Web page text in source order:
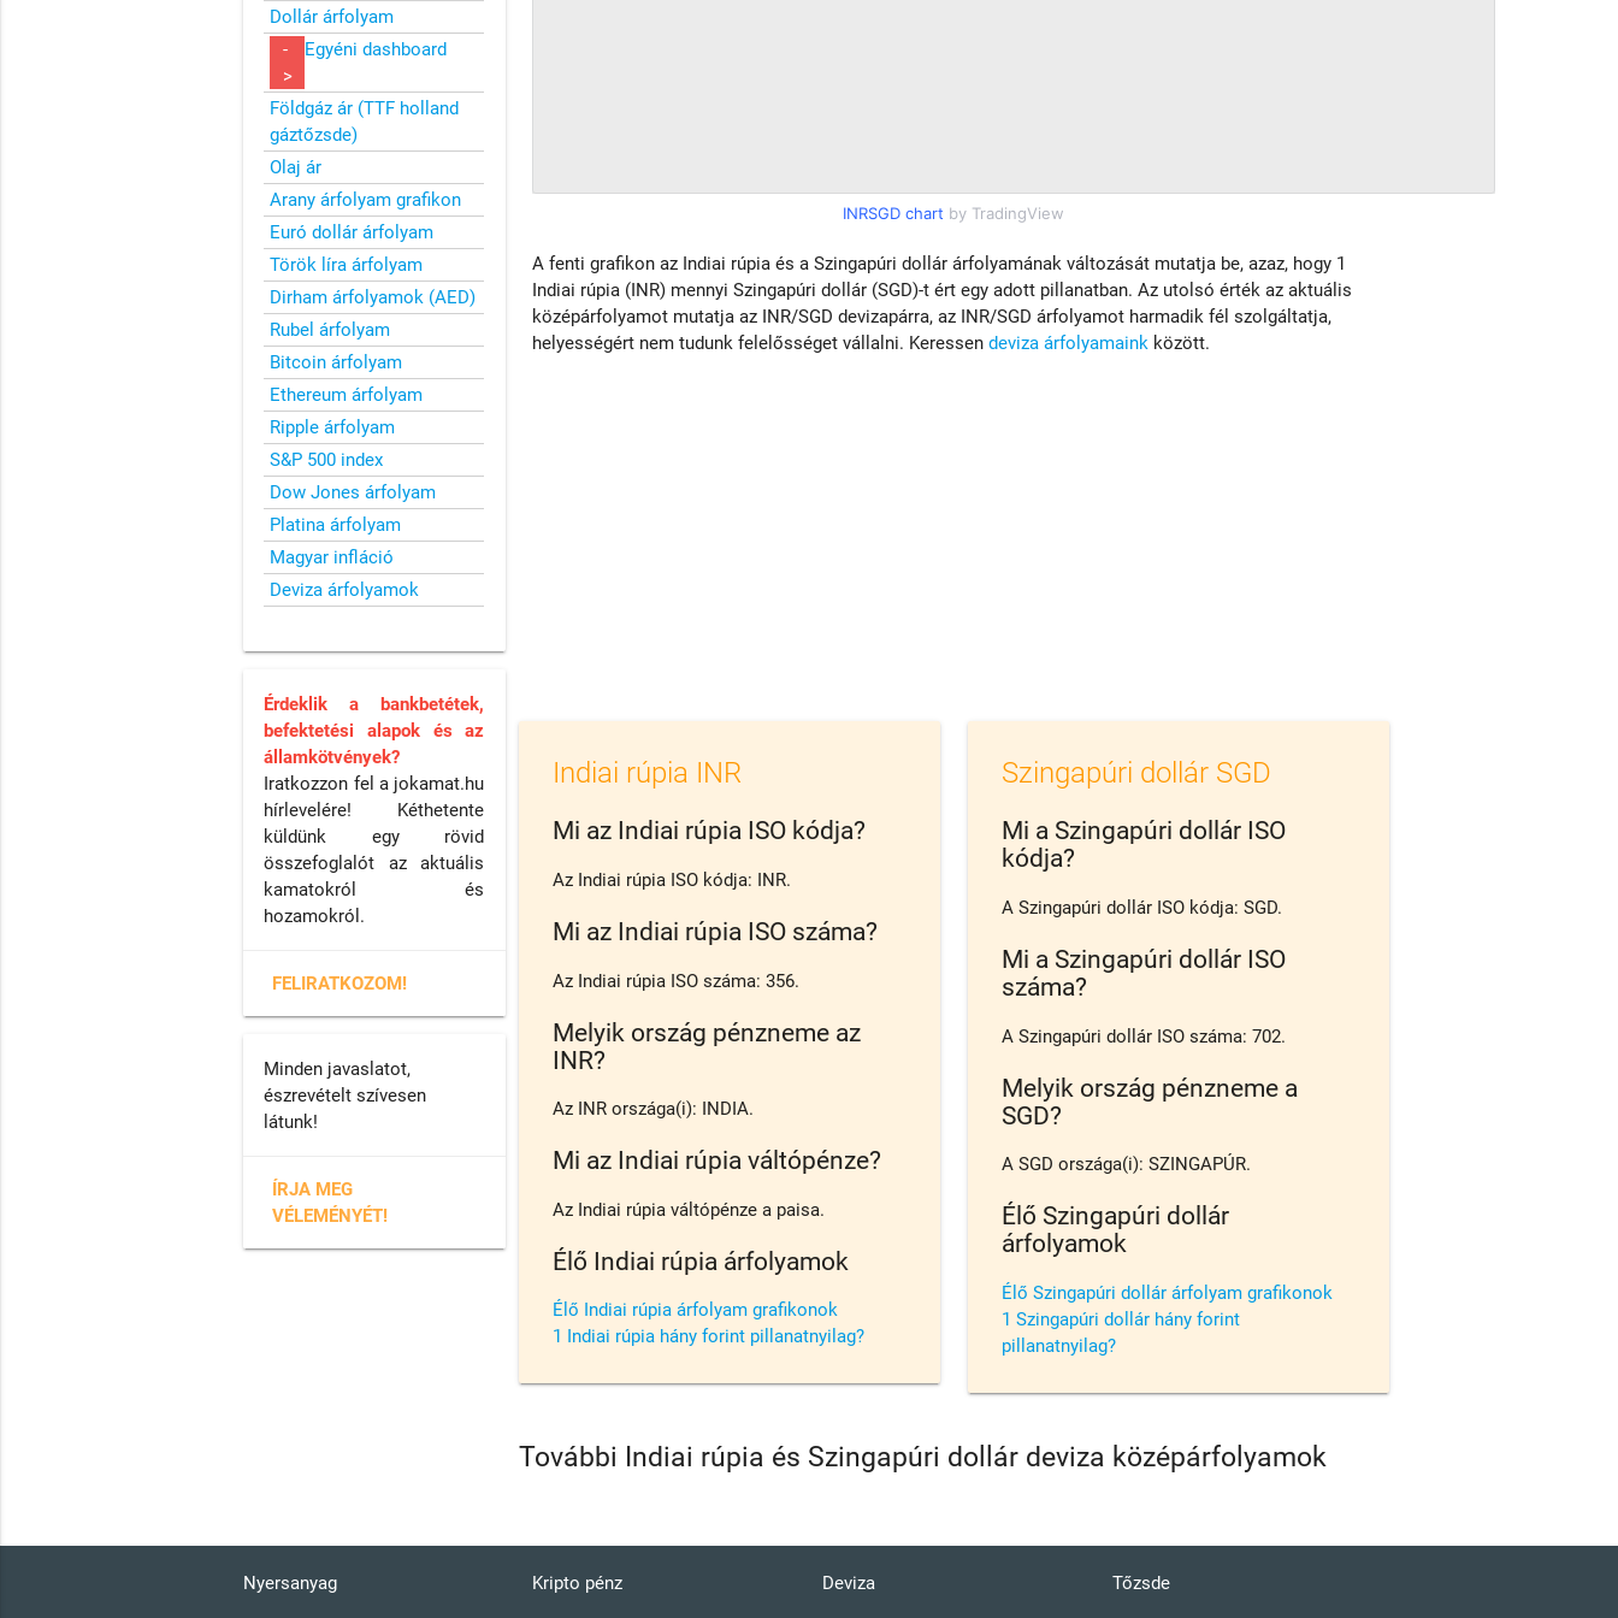
INRSGD chart by TradingView
A fenti grafikon az Indiai rúpia és a Szingapúri dollár árfolyamának változását mutatja be, azaz, hogy 1
Indiai rúpia (INR) mennyi Szingapúri dollár (SGD)-t ért egy adott pillanatban. Az utolsó érték az aktuális
középárfolyamot mutatja az INR/SGD devizapárra, az INR/SGD árfolyamot harmadik fél szolgáltatja,
helyességért nem tudunk felelősséget vállalni. Keressendeviza árfolyamaink között.
Indiai rúpia INR
Mi az Indiai rúpia ISO kódja?
Az Indiai rúpia ISO kódja: INR.
Mi az Indiai rúpia ISO száma?
Az Indiai rúpia ISO száma: 356.
Melyik ország pénzneme az
INR?
Az INR országa(i): INDIA.
Mi az Indiai rúpia váltópénze?
Az Indiai rúpia váltópénze a paisa.
Élő Indiai rúpia árfolyamok
Élő Indiai rúpia árfolyam grafikonok
1 Indiai rúpia hány forint pillanatnyilag?
Szingapúri dollár SGD
Mi a Szingapúri dollár ISO
kódja?
A Szingapúri dollár ISO kódja: SGD.
Mi a Szingapúri dollár ISO
száma?
A Szingapúri dollár ISO száma: 702.
Melyik ország pénzneme a
SGD?
A SGD országa(i): SZINGAPÚR.
Élő Szingapúri dollár
árfolyamok
Élő Szingapúri dollár árfolyam grafikonok
1 Szingapúri dollár hány forint
pillanatnyilag?
További Indiai rúpia és Szingapúri dollár deviza középárfolyamok
Dollár árfolyam
-
>
Egyéni dashboard
Földgáz ár (TTF holland
gáztőzsde)
Olaj ár
Arany árfolyam grafikon
Euró dollár árfolyam
Török líra árfolyam
Dirham árfolyamok (AED)
Rubel árfolyam
Bitcoin árfolyam
Ethereum árfolyam
Ripple árfolyam
S&P 500 index
Dow Jones árfolyam
Platina árfolyam
Magyar infláció
Deviza árfolyamok
Érdeklik a bankbetétek,
befektetési alapok és az
államkötvények?
Iratkozzon fel a jokamat.hu
hírlevelére! Kéthetente
küldünk egy rövid
összefoglalót az aktuális
kamatokról és
hozamokról.
FELIRATKOZOM!
Minden javaslatot,
észrevételt szívesen
látunk!
ÍRJA MEG
VÉLEMÉNYÉT!
Nyersanyag Kripto pénz Deviza Tőzsde